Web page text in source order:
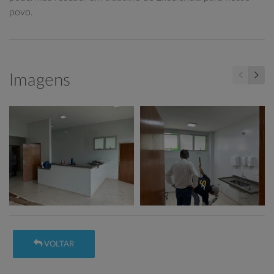
povo.
Imagens
VOLTAR